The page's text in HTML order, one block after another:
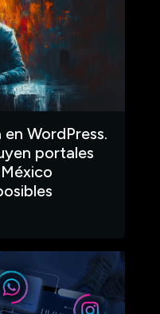
WordPress.
portales